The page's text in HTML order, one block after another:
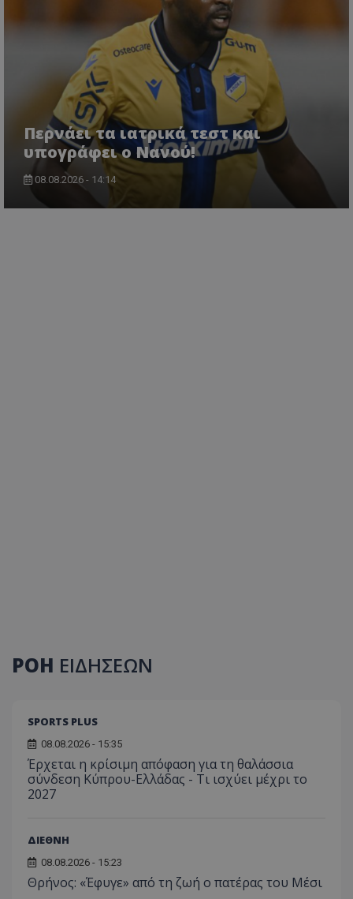
Περνάει τα ιατρικά τεστ και
υπογράφει ο Νανού!
08.08.2026 - 14:14
ΡΟΗ ΕΙΔΗΣΕΩΝ
SPORTS PLUS
08.08.2026 - 15:35
Έρχεται η κρίσιμη απόφαση για τη θαλάσσια
σύνδεση Κύπρου-Ελλάδας - Τι ισχύει μέχρι το
2027
ΔΙΕΘΝΗ
08.08.2026 - 15:23
Θρήνος: «Έφυγε» από τη ζωή ο πατέρας του Μέσι